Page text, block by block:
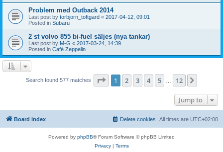
Problem med Outback 2014
Last post by torbjorn_toftgard « 2017-04-12, 09:01
Posted in Subaru
2 st volvo 855 bi-fuel säljes (nya tankar)
Last post by M-G « 2017-03-24, 14:39
Posted in Café Zeppelin
Search found 577 matches Page 1of 12
1 2 3 4 5 12
Jump to
Board index All times are UTC+02:00
Delete cookies
Powered by phpBB® Forum Software © phpBB Limited
Privacy| Terms